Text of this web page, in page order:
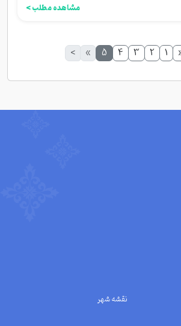
مشاهده مطلب >
1
2
3
4
5
»
>
نقشه شهر